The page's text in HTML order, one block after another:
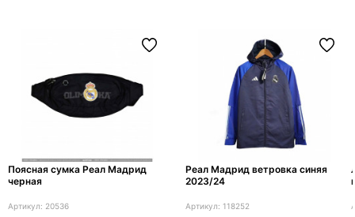
Поясная сумка Реал Мадрид
черная
20536
Реал Мадрид ветровка синяя
2023/24
118252